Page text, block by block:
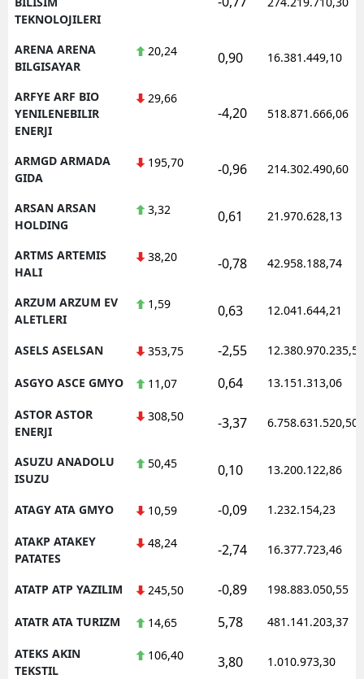
TEKNOLOJILERI
ARENA ARENA
BILGISAYAR
20,24 0,90 16.381.449,10
ARFYE ARF BIO
YENILENEBILIR
ENERJI
29,66
-4,20 518.871.666,06
ARMGD ARMADA
GIDA
195,70 -0,96 214.302.490,60
ARSAN ARSAN
HOLDING
3,32 0,61 21.970.628,13
ARTMS ARTEMIS
HALI
38,20 -0,78 42.958.188,74
ARZUM ARZUM EV
ALETLERI
1,59 0,63 12.041.644,21
ASELS ASELSAN 353,75 -2,55 12.380.970.235,50
ASGYO ASCE GMYO 11,07 0,64 13.151.313,06
ASTOR ASTOR
ENERJI
308,50 -3,37 6.758.631.520,50
ASUZU ANADOLU
ISUZU
50,45 0,10 13.200.122,86
ATAGY ATA GMYO 10,59 -0,09 1.232.154,23
ATAKP ATAKEY
PATATES
48,24 -2,74 16.377.723,46
ATATP ATP YAZILIM 245,50 -0,89 198.883.050,55
ATATR ATA TURIZM 14,65 5,78 481.141.203,37
ATEKS AKIN
TEKSTIL
106,40 3,80 1.010.973,30